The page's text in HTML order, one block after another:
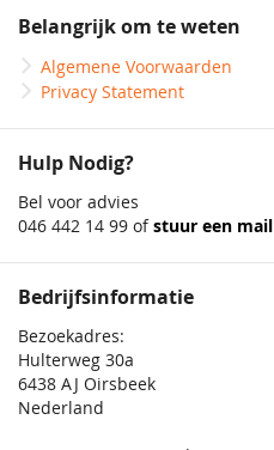
Belangrijk om te weten
Algemene Voorwaarden
Privacy Statement
Hulp Nodig?
Bel voor advies
046 442 14 99 ofstuur een mail
Bedrijfsinformatie
Bezoekadres:
Hulterweg 30a
6438 AJ Oirsbeek
Nederland